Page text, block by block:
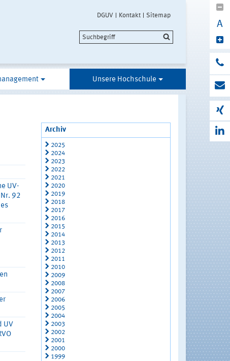
DGUV Kontakt Sitemap
A
Unsere Hochschule
UV-
92
UV
Archiv
2025
2024
2023
2022
2021
2020
2019
2018
2017
2016
2015
2014
2013
2012
2011
2010
2009
2008
2007
2006
2005
2004
2003
2002
2001
2000
1999